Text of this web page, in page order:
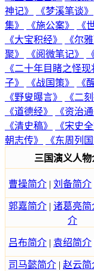
神记》
《梦溪笔谈》
集》
《施公案》 《
《大宝积经》
《尔雅
聚》
《阅微笔记》
《二十年目睹之怪现
子》
《战国策》 《
《野叟曝言》
《二
《道德经》
《资治通
《清史稿》
《宋史全
朝志传》
《东周列国
三国演义人物
曹操简介 | 刘备简介
郭嘉简介 | 诸葛亮简
介
吕布简介 | 袁绍简介
司马懿简介 | 赵云简